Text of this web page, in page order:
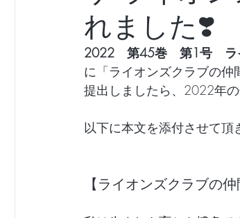
れました❣️
2022　第45巻　第1号　
に「ライオンズクラブの仲
提出しましたら、2022年の
以下に本文を添付させて頂
【ライオンズクラブの仲